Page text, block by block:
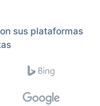
sus plataformas